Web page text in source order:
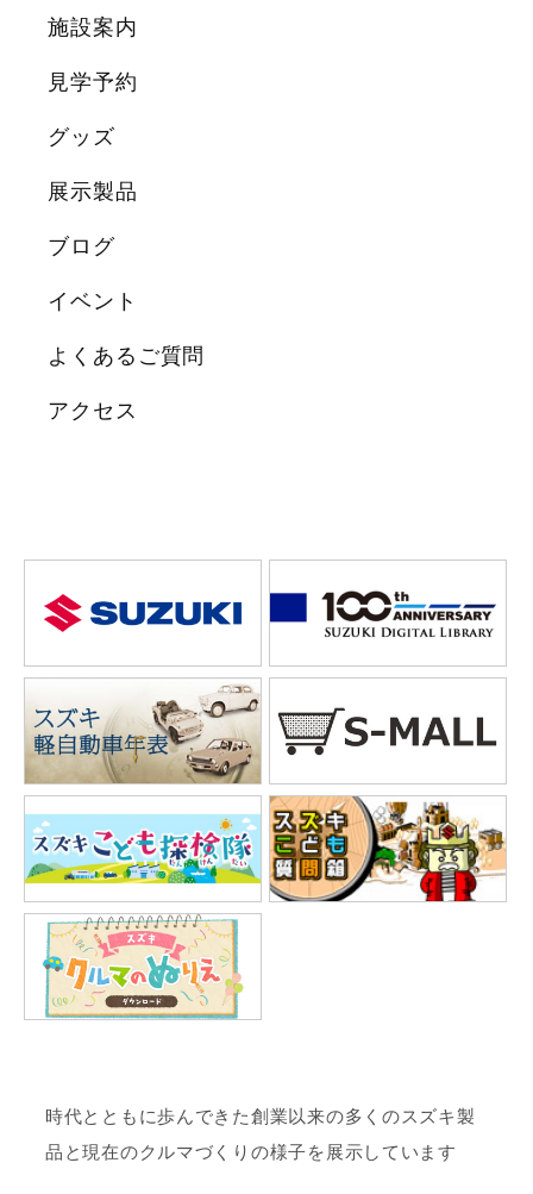
施設案内
見学予約
グッズ
展示製品
ブログ
イベント
よくあるご質問
アクセス
時代とともに歩んできた創業以来の多くのスズキ製
品と現在のクルマづくりの様子を展示しています